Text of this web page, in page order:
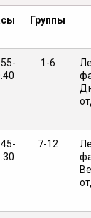
Группы
1-6
7-12